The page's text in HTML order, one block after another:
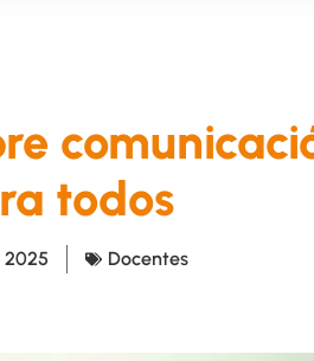
todos
2025 Docentes